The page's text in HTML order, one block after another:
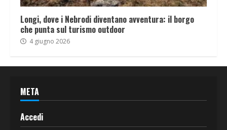
Longi, dove i Nebrodi diventano avventura: il borgo
che punta sul turismo outdoor
4 giugno 2026
META
Accedi